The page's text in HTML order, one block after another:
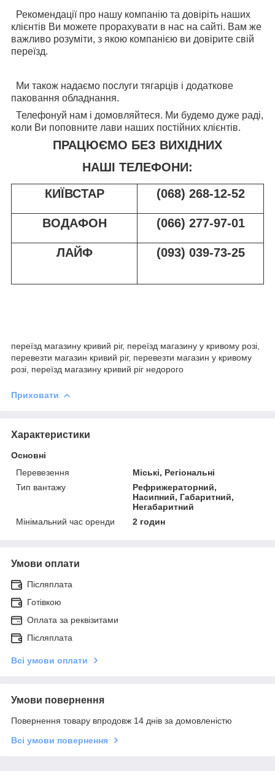
Рекомендації про нашу компанію та довіріть наших
клієнтів Ви можете прорахувати в нас на сайті. Вам же
важливо розуміти, з якою компанією ви довірите свій
переїзд.
Ми також надаємо послуги тягарців і додаткове
паковання обладнання.
Телефонуй нам і домовляйтеся. Ми будемо дуже раді,
коли Ви поповните лави наших постійних клієнтів.
ПРАЦЮЄМО БЕЗ ВИХІДНИХ
НАШІ ТЕЛЕФОНИ:
КИЇВСТАР
(068) 268-12-52
ВОДАФОН (066) 277-97-01
ЛАЙФ (093) 039-73-25
переїзд магазину кривий ріг, переїзд магазину у кривому розі,
перевезти магазин кривий ріг, перевезти магазин у кривому
розі, переїзд магазину кривий ріг недорого
Приховати
Характеристики
Основні
Перевезення
Міські, Регіональні
Тип вантажу
Рефрижераторний,
Насипний, Габаритний,
Негабаритний
Мінімальний час оренди
2 годин
Умови оплати
Післяплата
Готівкою
Оплата за реквізитами
Післяплата
Всі умови оплати
Умови повернення
Повернення товару впродовж 14 днів за домовленістю
Всі умови повернення